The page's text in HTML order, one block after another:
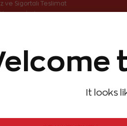
It looks
ve Sigortalı Teslimat
Gün Kargo Çok Satanlar